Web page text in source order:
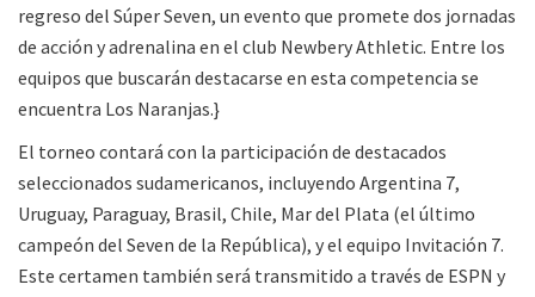
regreso del Súper Seven, un evento que promete dos jornadas
de acción y adrenalina en el club Newbery Athletic. Entre los
equipos que buscarán destacarse en esta competencia se
encuentra Los Naranjas.}
El torneo contará con la participación de destacados
seleccionados sudamericanos, incluyendo Argentina 7,
Uruguay, Paraguay, Brasil, Chile, Mar del Plata (el último
campeón del Seven de la República), y el equipo Invitación 7.
Este certamen también será transmitido a través de ESPN y